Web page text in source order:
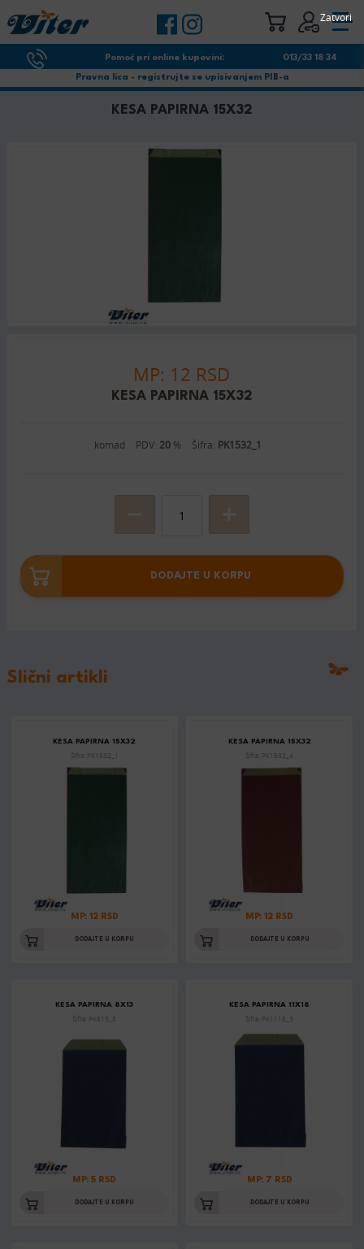
Pomoć pri online kupovini: 013/33 18 34
Pravna lica - registrujte se upisivanjem PIB-a
KESA PAPIRNA 15X32
MP: 12 RSD
KESA PAPIRNA 15X32
komad PDV: 20% Šifra: PK1532_1
DODAJTE U KORPU
Slični artikli
KESA PAPIRNA 15X32
Šifra: PK1532_1
MP: 12 RSD
DODAJTE U KORPU
KESA PAPIRNA 15X32
Šifra: PK1532_4
MP: 12 RSD
DODAJTE U KORPU
KESA PAPIRNA 8X13
Šifra: PK813_3
MP: 5 RSD
DODAJTE U KORPU
KESA PAPIRNA 11X18
Šifra: PK1118_3
MP: 7 RSD
DODAJTE U KORPU
Zatvori